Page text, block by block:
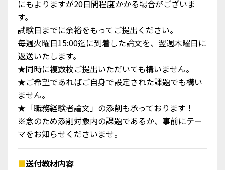
📃【教養試験】文章理解（現代文/英文）
詳細を見る
にもよりますが20日間程度かかる場合がございま
す。
試験日までに余裕をもってご提出ください。
毎週火曜日15:00迄に到着した論文を、翌週木曜日に
返送いたします。
★同時に複数枚ご提出いただいても構いません。
★ご希望であればご自身で設定された課題でも構い
ません。
★「職務経験者論文」の添削も承っております！
※念のため添削対象内の課題であるか、事前にテー
マをお知らせくださいませ。
■送付教材内容